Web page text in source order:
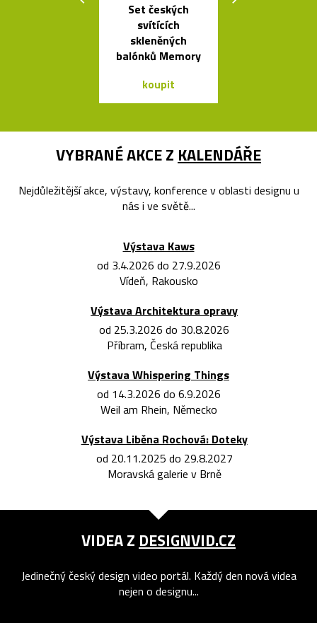
Set českých
svítících
skleněných
balónků Memory
koupit
VYBRANÉ AKCE Z KALENDÁŘE
Nejdůležitější akce, výstavy, konference v oblasti designu u
nás i ve světě...
Výstava Kaws
od 3.4.2026 do 27.9.2026
Vídeň, Rakousko
Výstava Architektura opravy
od 25.3.2026 do 30.8.2026
Příbram, Česká republika
Výstava Whispering Things
od 14.3.2026 do 6.9.2026
Weil am Rhein, Německo
Výstava Liběna Rochová: Doteky
od 20.11.2025 do 29.8.2027
Moravská galerie v Brně
VIDEA Z DESIGNVID.CZ
Jedinečný český design video portál. Každý den nová videa
nejen o designu...